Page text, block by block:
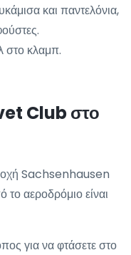
και παντελόνια,
στο κλαμπ.
Club στο
Sachsenhausen
αεροδρόμιο είναι
για να φτάσετε στο